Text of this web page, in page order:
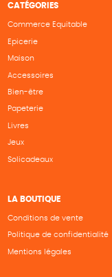
CATÉGORIES
Commerce Equitable
Epicerie
Maison
Accessoires
Bien-être
Papeterie
Livres
Jeux
Solicadeaux
LA BOUTIQUE
Conditions de vente
Politique de confidentialité
Mentions légales